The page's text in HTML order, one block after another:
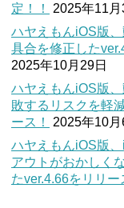
定！！
2025年11月
ハヤえもんiOS版
具合を修正した
2025年10月29日
ハヤえもんiOS版
敗するリスクを軽
ース！
2025年10月
ハヤえもんiOS版
アウトがおかしく
たver.4.66をリリー